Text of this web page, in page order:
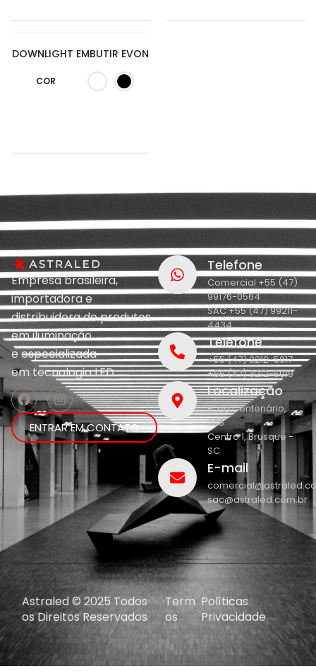
DOWNLIGHT EMBUTIR EVON
COR
Empresa brasileira,
importadora e
distribuidora de produtos
em iluminação
eespecializada
emtecnologia LED.
ENTRAR EM CONTATO
Telefone
Comercial +55 (47)
99176-0564
SAC +55 (47) 99211-
4434
Telefone
+55 (47) 3212-5017
+55 (47) 3212-5019
Localização
R. do Centenário,
208
Centro 1, Brusque -
SC
E-mail
sac@astraled.com.br
Astraled © 2025 Todos
os Direitos Reservados
Term
os
Políticas
Privacidade